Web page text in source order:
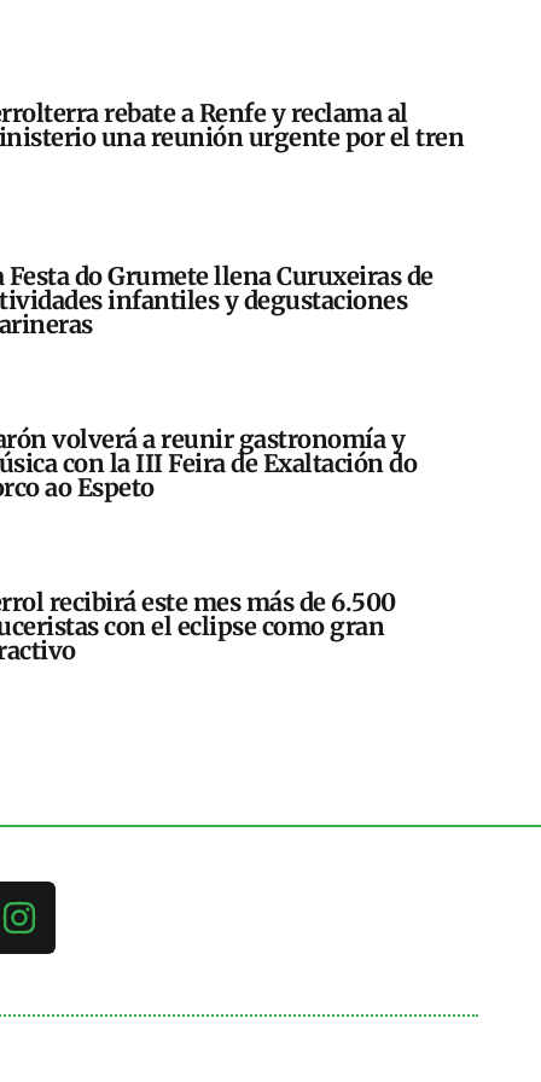
rebate a Renfe y reclama al
una reunión urgente por el tren
Festa do Grumete llena Curuxeiras de
infantiles y degustaciones
volverá a reunir gastronomía y
con la III Feira de Exaltación do
ao Espeto
recibirá este mes más de 6.500
con el eclipse como gran